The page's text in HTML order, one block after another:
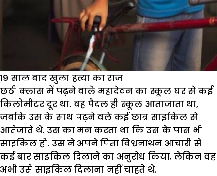
19 साल बाद खुला हत्या का राज
छठी क्लास में पढ़ने वाले महादेवन का स्कूल घर से कई
किलोमीटर दूर था. वह पैदल ही स्कूल आताजाता था,
जबकि उस के साथ पढ़ने वले कई छात्र साइकिल से
आतेजाते थे. उस का मन करता था कि उस के पास भी
साइकिल हो. उस ने अपने पिता विश्वनाथन आचारी से
कई बार साइकिल दिलाने का अनुरोध किया, लेकिन वह
अभी उसे साइकिल दिलाना नहीं चाहते थे.